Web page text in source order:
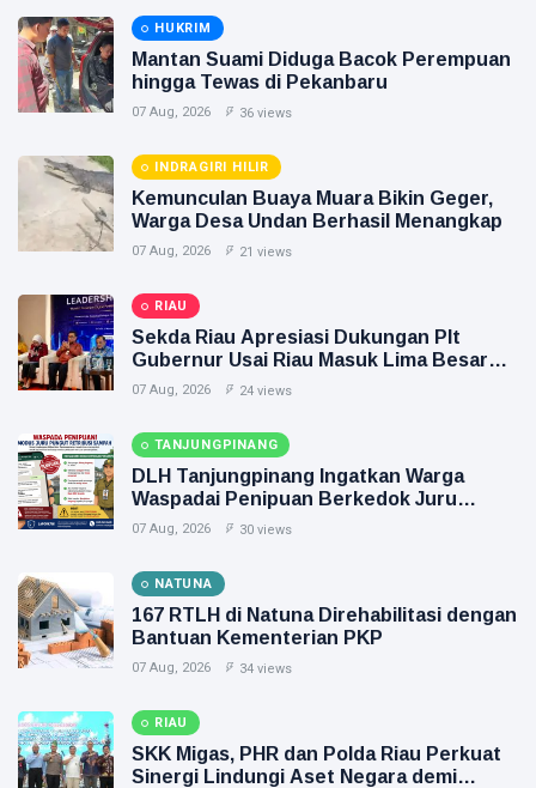
HUKRIM
Mantan Suami Diduga Bacok Perempuan
hingga Tewas di Pekanbaru
07 Aug, 2026 36 views
INDRAGIRI HILIR
Kemunculan Buaya Muara Bikin Geger,
Warga Desa Undan Berhasil Menangkap
07 Aug, 2026 21 views
RIAU
Sekda Riau Apresiasi Dukungan Plt
Gubernur Usai Riau Masuk Lima Besar
ADLG Awards 2026
07 Aug, 2026 24 views
TANJUNGPINANG
DLH Tanjungpinang Ingatkan Warga
Waspadai Penipuan Berkedok Juru
Pungut Retribusi Sampah
07 Aug, 2026 30 views
NATUNA
167 RTLH di Natuna Direhabilitasi dengan
Bantuan Kementerian PKP
07 Aug, 2026 34 views
RIAU
SKK Migas, PHR dan Polda Riau Perkuat
Sinergi Lindungi Aset Negara demi